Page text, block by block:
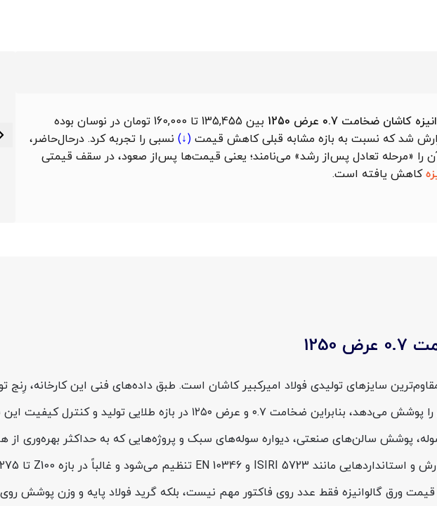
ضخامت 0.7 عرض 1250
بین 135,455 تا 160,000 تومان در نوسان بوده
کاهش قیمت (↓) نسبی را تجربه کرد. درحال‌حاضر،
آن را «مرحله تعادل پس‌از رشد» می‌نامند؛ یعنی قیمت‌ها پس‌از صعود، در سقف قیمتی
کاهش یافته است.
0.7 عرض 1250 از سنگین‌ترین و مقاوم‌ترین سایزهای تولیدی فولاد امیرکبیر کاشان است. طبق داده‌های فنی این
حدود ۰٫۲۵ تا ۱٫۵ میلی‌متر ضخامت و ۶۰۰ تا ۱۲۵۰ میلی‌متر عرض را پوشش می‌دهد، بنابراین ضخامت
پوشش سالن‌های صنعتی، دیواره سوله‌های سبک و پروژه‌هایی که به حداکثر بهره‌وری از هر
ورق گالوانیزه فقط عدد روی فاکتور مهم نیست، بلکه گرید فولاد پایه و وزن پوشش